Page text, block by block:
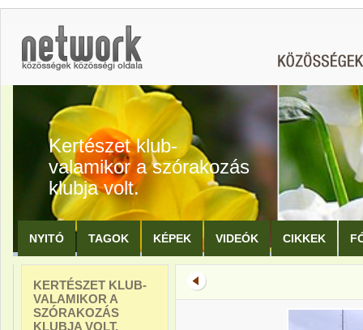
Kertészet klub-
valamikor a szórakozás
klubja volt.
NYITÓ TAGOK KÉPEK VIDEÓK CIKKEK
KERTÉSZET KLUB-
VALAMIKOR A
SZÓRAKOZÁS
KLUBJA VOLT.